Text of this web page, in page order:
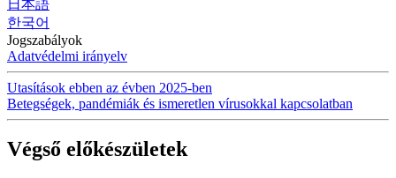
日本語
한국어
Jogszabályok
Adatvédelmi irányelv
Utasítások ebben az évben 2025-ben
Betegségek, pandémiák és ismeretlen vírusokkal kapcsolatban
Végső előkészületek